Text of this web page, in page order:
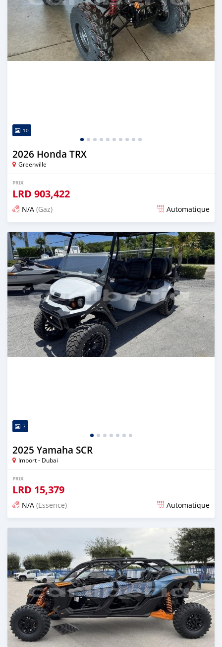
10
2026 Honda TRX
Greenville
PRIX
LRD 903,422
N/A (Gaz) Automatique
Publié il y a 12 jours
7
2025 Yamaha SCR
Import - Dubai
PRIX
LRD 15,379
N/A (Essence) Automatique
Publié il y a 2 mois